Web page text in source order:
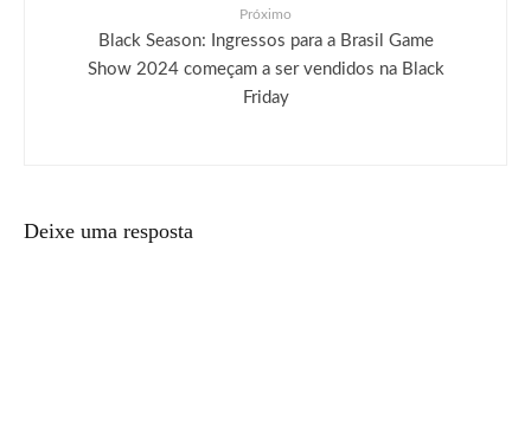
Próximo
Black Season: Ingressos para a Brasil Game
Show 2024 começam a ser vendidos na Black
Friday
Deixe uma resposta